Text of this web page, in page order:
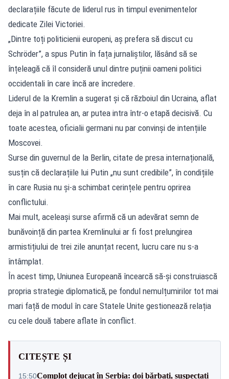
declarațiile făcute de liderul rus în timpul evenimentelor
dedicate Zilei Victoriei.
„Dintre toți politicienii europeni, aș prefera să discut cu
Schröder”, a spus Putin în fața jurnaliștilor, lăsând să se
înțeleagă că îl consideră unul dintre puținii oameni politici
occidentali în care încă are încredere.
Liderul de la Kremlin a sugerat și că războiul din Ucraina, aflat
deja în al patrulea an, ar putea intra într-o etapă decisivă. Cu
toate acestea, oficialii germani nu par convinși de intențiile
Moscovei.
Surse din guvernul de la Berlin, citate de presa internațională,
susțin că declarațiile lui Putin „nu sunt credibile”, în condițiile
în care Rusia nu și-a schimbat cerințele pentru oprirea
conflictului.
Mai mult, aceleași surse afirmă că un adevărat semn de
bunăvoință din partea Kremlinului ar fi fost prelungirea
armistițiului de trei zile anunțat recent, lucru care nu s-a
întâmplat.
În acest timp, Uniunea Europeană încearcă să-și construiască
propria strategie diplomatică, pe fondul nemulțumirilor tot mai
mari față de modul în care Statele Unite gestionează relația
cu cele două tabere aflate în conflict.
CITEȘTE ȘI
15:50Complot dejucat în Serbia: doi bărbați, suspectați